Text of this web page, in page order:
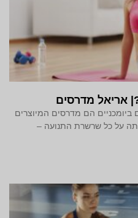
אריאל מדרסים
הם מדרסים המיוצרים
על כל שרשרת התנועה –